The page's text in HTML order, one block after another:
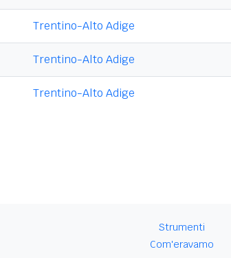
Trentino-Alto Adige
Trentino-Alto Adige
Trentino-Alto Adige
Strumenti
Com'eravamo